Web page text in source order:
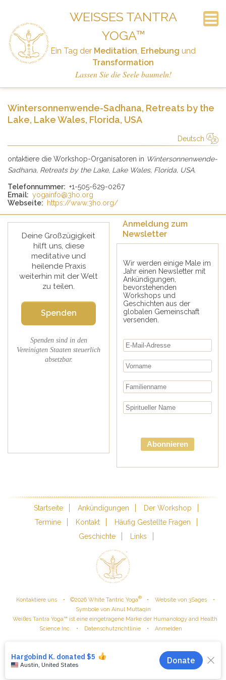
WEISSES TANTRA Y
OGA™
Ein Tag der Meditation, Erhebung und
Transformation
Lassen Sie die Seele baumeln!
Startseite
Ankündigungen
Der Workshop
Termine
Kontakt
Häufig Gestellte Fragen
Geschichte
Links
Anmeldung zum Newsletter
Spenden
Wintersonnenwende-Sadhana, Retreats by the
Lake, Lake Wales, Florida, USA
Deutsch
ontaktiere die Workshop-Organisatoren in Wintersonnenwende-
Sadhana, Retreats by the Lake, Lake Wales, Florida, USA
Telefonnummer: +1-505-629-0267
Email: yogainfo@3ho.org
Webseite:
https://www.3ho.org/
Deine Großzügigkeit
hilft uns, diese
meditative und
heilende Praxis
weiterhin mit der Welt
zu teilen.
Spenden
Spenden sind in den
Vereinigten Staaten steuerlich
absetzbar.
Anmeldung zum
Newsletter
Wir werden einige Male im
Jahr einen Newsletter mit
Ankündigungen,
bevorstehenden
Workshops und
Geschichten aus der
globalen Gemeinschaft
versenden.
Abonnieren
Startseite Ankündigungen
Der Workshop
Termine
Kontakt
Häufig Gestellte Fragen
Geschichte
Links
Kontaktiere uns • ©2026White Tantric Yoga® • Website von 3Sages •
Symbole von Ainul Muttaqin
Weißes Tantra Yoga™ ist eine eingetragene Marke der Humanology and Health
Science Inc.
• Datenschutzrichtlinie • Anmelden